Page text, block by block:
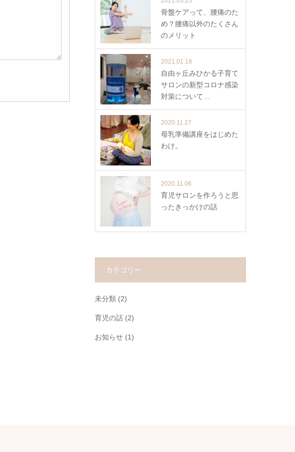
骨盤ケアって、腰痛のた
め？腰痛以外のたくさん
のメリット
2021.01.18
自由ヶ丘みひかる子育て
サロンの新型コロナ感染
対策について…
2020.11.27
母乳準備講座をはじめた
わけ。
2020.11.06
育児サロンを作ろうと思
ったきっかけの話
カテゴリー
未分類 (2)
育児の話 (2)
お知らせ (1)